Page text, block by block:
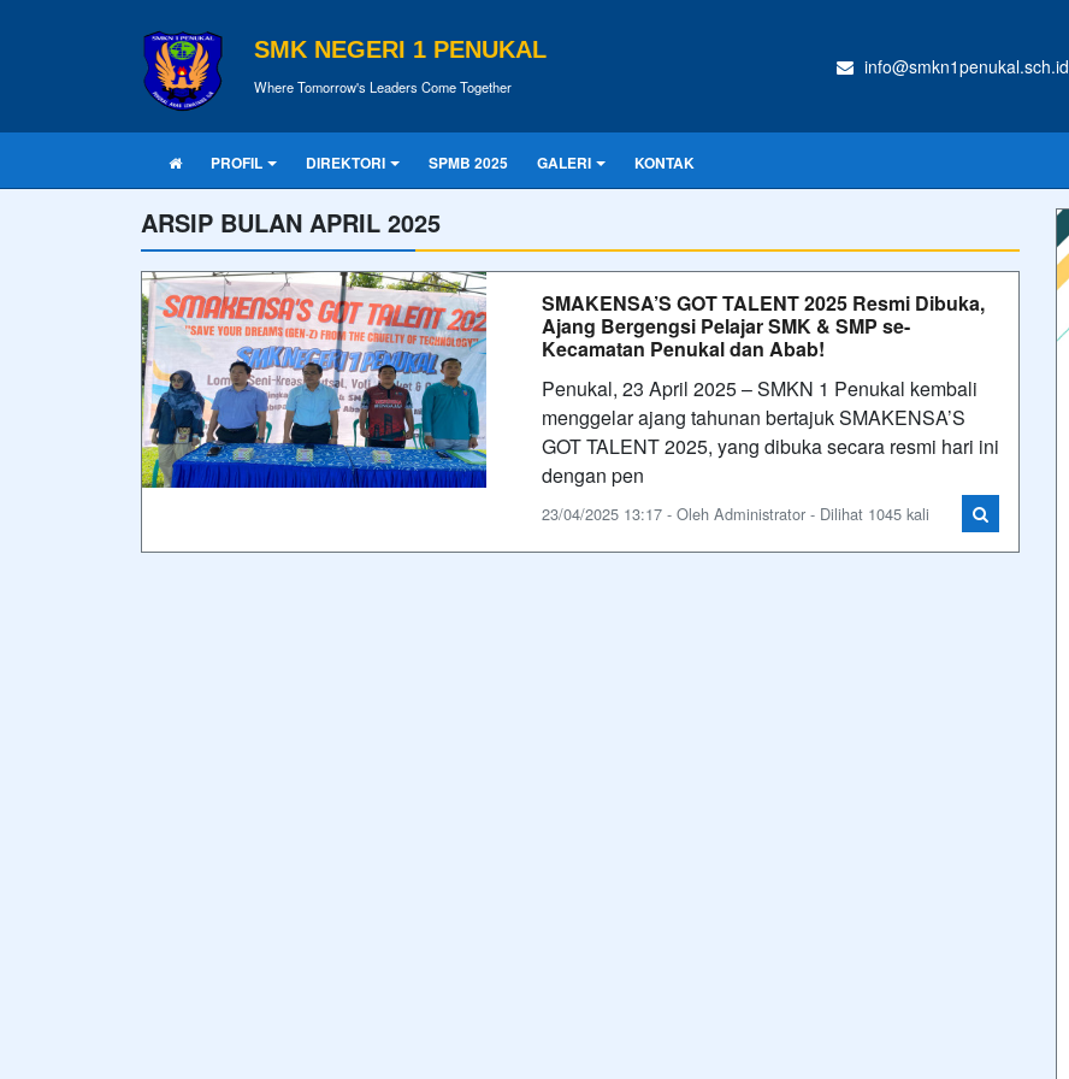
SMK NEGERI 1 PENUKAL
Where Tomorrow's Leaders Come Together
info@smkn1penukal.sch.id
PROFIL DIREKTORI SPMB 2025 GALERI KONTAK
ARSIP BULAN APRIL 2025
SMAKENSA’S GOT TALENT 2025 Resmi Dibuka,
Ajang Bergengsi Pelajar SMK & SMP se-
Kecamatan Penukal dan Abab!
Penukal, 23 April 2025 – SMKN 1 Penukal kembali
menggelar ajang tahunan bertajuk SMAKENSA’S
GOT TALENT 2025, yang dibuka secara resmi hari ini
dengan pen
23/04/2025 13:17 - Oleh Administrator - Dilihat 1045 kali